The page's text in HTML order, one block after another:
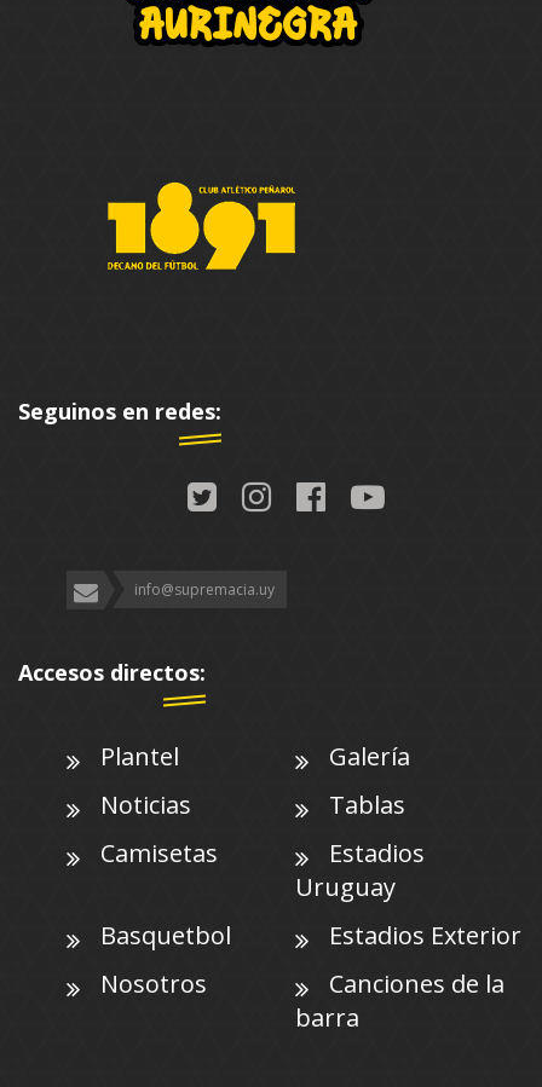
Seguinos en redes:
info@supremacia.uy
Accesos directos:
Plantel
Galería
Noticias
Tablas
Camisetas
Estadios
Uruguay
Basquetbol
Estadios Exterior
Nosotros
Canciones de la
barra